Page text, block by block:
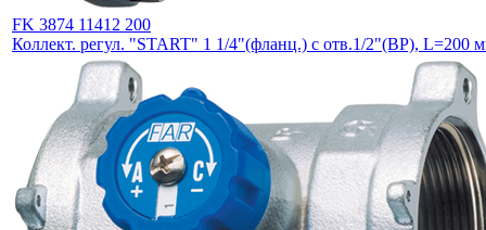
FK 3874 11412 200
Коллект. регул. "START" 1 1/4"(фланц.) с отв.1/2"(ВР), L=200